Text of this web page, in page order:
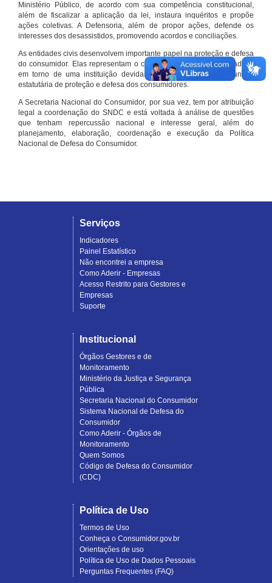
Ministério Público, de acordo com sua competência constitucional,
além de fiscalizar a aplicação da lei, instaura inquéritos e propõe
ações coletivas. A Defensoria, além de propor ações, defende os
interesses dos desassistidos, promovendo acordos e conciliações.
As entidades civis desenvolvem importante papel na proteção e defesa
do consumidor. Elas representam o conjunto organizado de cidadãos
em torno de uma instituição devidamente registrada e com função
estatutária de proteção e defesa dos consumidores.
A Secretaria Nacional do Consumidor, por sua vez, tem por atribuição
legal a coordenação do SNDC e está voltada à análise de questões
que tenham repercussão nacional e interesse geral, além do
planejamento, elaboração, coordenação e execução da Política
Nacional de Defesa do Consumidor.
Serviços
Indicadores
Painel Estatístico
Não encontrei a empresa
Como Aderir - Empresas
Acesso Restrito para Gestores e
Empresas
Suporte
Institucional
Órgãos Gestores e de
Monitoramento
Ministério da Justiça e Segurança
Pública
Secretaria Nacional do Consumidor
Sistema Nacional de Defesa do
Consumidor
Como Aderir - Órgãos de
Monitoramento
Quem Somos
Código de Defesa do Consumidor
(CDC)
Política de Uso
Termos de Uso
Conheça o Consumidor.gov.br
Orientações de uso
Política de Uso de Dados Pessoais
Perguntas Frequentes (FAQ)